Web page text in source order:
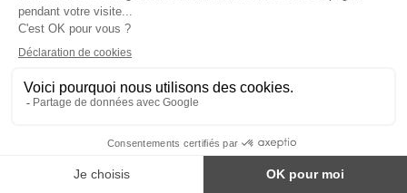
POUR VOTRE SANTÉ, MANGEZ AU MOINS CINQ FRUITS ET LÉGUMES PAR JOUR -
Les complément alimentaires doivent être utilisés dans le cadre d'un mode de vie sain et
ne pas être utilisés comme substituts d'un régimes alimentaire varié et équilibré.